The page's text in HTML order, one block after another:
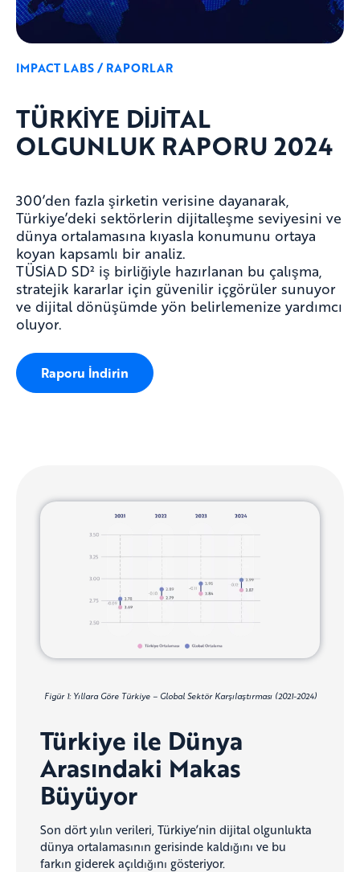
IMPACT LABS / RAPORLAR
TÜRKİYE DİJİTAL
OLGUNLUK RAPORU 2024
300’den fazla şirketin verisine dayanarak,
Türkiye’deki sektörlerin dijitalleşme seviyesini ve
dünya ortalamasına kıyasla konumunu ortaya
koyan kapsamlı bir analiz.
TÜSİAD SD² iş birliğiyle hazırlanan bu çalışma,
stratejik kararlar için güvenilir içgörüler sunuyor
ve dijital dönüşümde yön belirlemenize yardımcı
oluyor.
Raporu İndirin
Figür 1: Yıllara Göre Türkiye – Global Sektör Karşılaştırması (2021-2024)
Türkiye ile Dünya
Arasındaki Makas
Büyüyor
Son dört yılın verileri, Türkiye’nin dijital olgunlukta
dünya ortalamasının gerisinde kaldığını ve bu
farkın giderek açıldığını gösteriyor.